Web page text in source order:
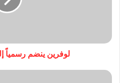
لوفرين ينضم رسمياً